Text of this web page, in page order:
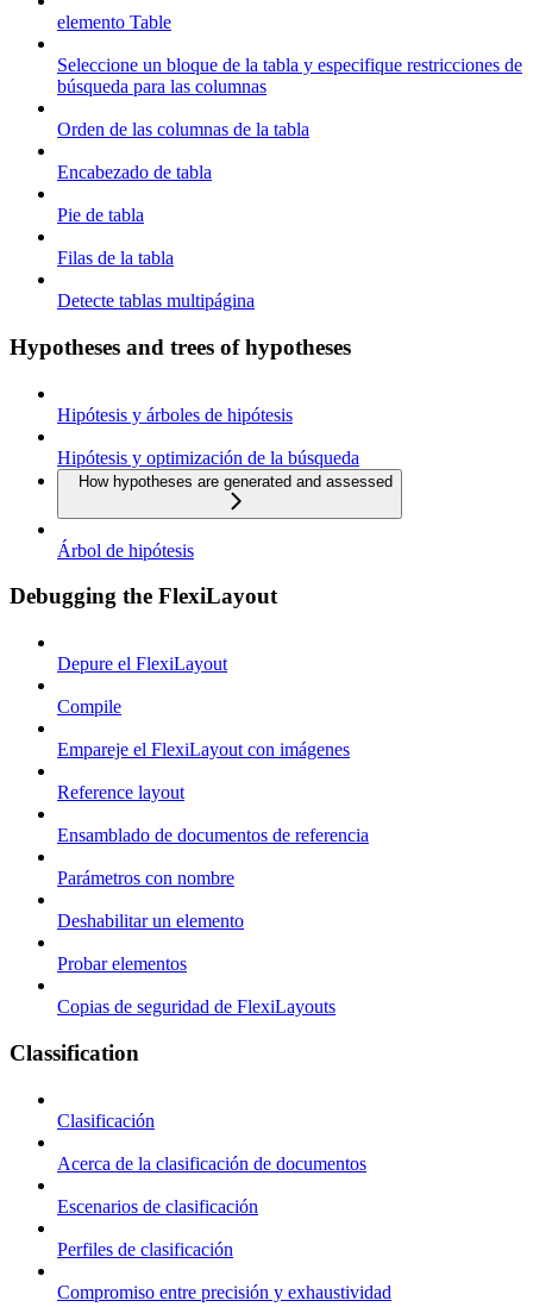
elemento Table
Seleccione un bloque de la tabla y especifique restricciones de
búsqueda para las columnas
Orden de las columnas de la tabla
Encabezado de tabla
Pie de tabla
Filas de la tabla
Detecte tablas multipágina
Hypotheses and trees of hypotheses
Hipótesis y árboles de hipótesis
Hipótesis y optimización de la búsqueda
How hypotheses are generated and assessed
Árbol de hipótesis
Debugging the FlexiLayout
Depure el FlexiLayout
Compile
Empareje el FlexiLayout con imágenes
Reference layout
Ensamblado de documentos de referencia
Parámetros con nombre
Deshabilitar un elemento
Probar elementos
Copias de seguridad de FlexiLayouts
Classification
Clasificación
Acerca de la clasificación de documentos
Escenarios de clasificación
Perfiles de clasificación
Compromiso entre precisión y exhaustividad